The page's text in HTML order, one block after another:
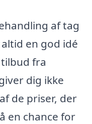
af tag
en god idé
fra
dig ikke
de priser, der
en chance for